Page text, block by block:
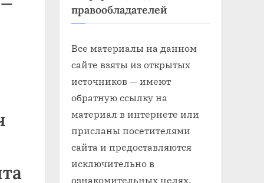
правообладателей
Все материалы на данном
сайте взяты из открытых
источников — имеют
обратную ссылку на
материал в интернете или
присланы посетителями
сайта и предоставляются
исключительно в
ознакомительных целях.